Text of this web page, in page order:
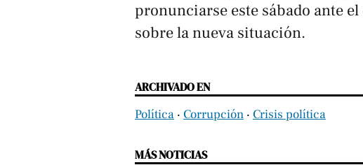
pronunciarse este sábado ante
sobre la nueva situación.
ARCHIVADO EN
Política ‧ Corrupción ‧ Crisis política
MÁS NOTICIAS